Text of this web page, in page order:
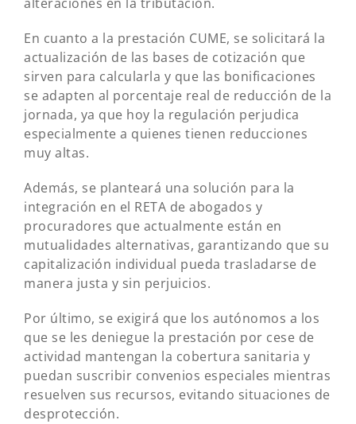
En cuanto a la prestación CUME, se solicitará la
actualización de las bases de cotización que
sirven para calcularla y que las bonificaciones
se adapten al porcentaje real de reducción de la
jornada, ya que hoy la regulación perjudica
especialmente a quienes tienen reducciones
muy altas.
Además, se planteará una solución para la
integración en el RETA de abogados y
procuradores que actualmente están en
mutualidades alternativas, garantizando que su
capitalización individual pueda trasladarse de
manera justa y sin perjuicios.
Por último, se exigirá que los autónomos a los
que se les deniegue la prestación por cese de
actividad mantengan la cobertura sanitaria y
puedan suscribir convenios especiales mientras
resuelven sus recursos, evitando situaciones de
desprotección.